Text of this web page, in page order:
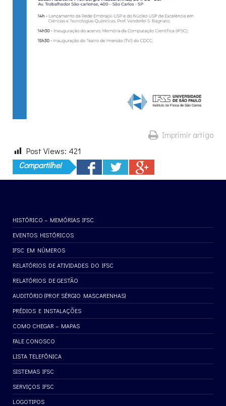
Imprimir artigo
Post Views: 421
Compartilhe!
HISTÓRICO – MEMÓRIAS IFSC
EVENTOS HISTÓRICOS
IFSC EM NÚMEROS
RELATÓRIOS DE ATIVIDADES DO IFSC
RELATÓRIOS DE GESTÃO
AUDITÓRIO (PROF. SÉRGIO MASCARENHAS)
PRÉDIOS E INSTALAÇÕES
COMO CHEGAR – MAPAS
FALE CONOSCO
LISTA TELEFÔNICA
SISTEMAS IFSC
SERVIÇOS IFSC
LOGOTIPOS